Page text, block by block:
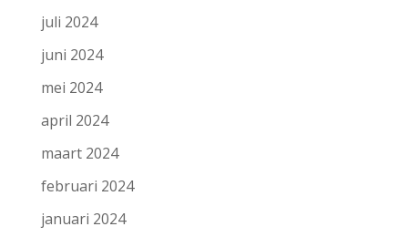
juli 2024
juni 2024
mei 2024
april 2024
maart 2024
februari 2024
januari 2024